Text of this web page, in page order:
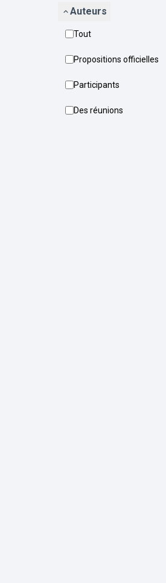
Auteurs
Tout
Propositions officielles
Participants
Des réunions